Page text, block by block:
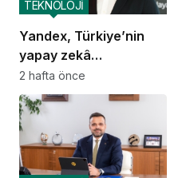
Yandex, Türkiye’nin
yapay zekâ
ekosistemine katkısını
artıracak
TEKNOLOJİ
2 hafta önce